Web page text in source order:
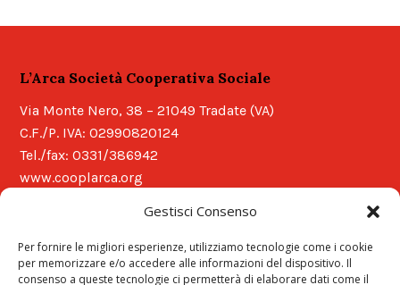
Gestisci Consenso
Per fornire le migliori esperienze, utilizziamo tecnologie come i cookie
per memorizzare e/o accedere alle informazioni del dispositivo. Il
consenso a queste tecnologie ci permetterà di elaborare dati come il
L’Arca Società Cooperativa Sociale
Via Monte Nero, 38 – 21049 Tradate (VA)
C.F./P. IVA: 02990820124
Tel./fax: 0331/386942
www.cooplarca.org
Orari di apertura del centro
LUN-VEN dalle 9.00 alle 16.00